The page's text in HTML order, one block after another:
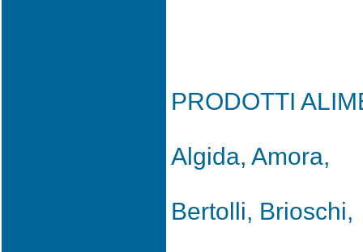
PRODOTTI
Algida, Amora,
Bertolli, Brioschi,